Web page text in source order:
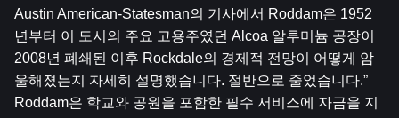
Austin American-Statesman의 기사에서 Roddam은 1952
년부터 이 도시의 주요 고용주였던 Alcoa 알루미늄 공장이
2008년 폐쇄된 이후 Rockdale의 경제적 전망이 어떻게 암
울해졌는지 자세히 설명했습니다. 절반으로 줄었습니다.”
Roddam은 학교와 공원을 포함한 필수 서비스에 자금을 지